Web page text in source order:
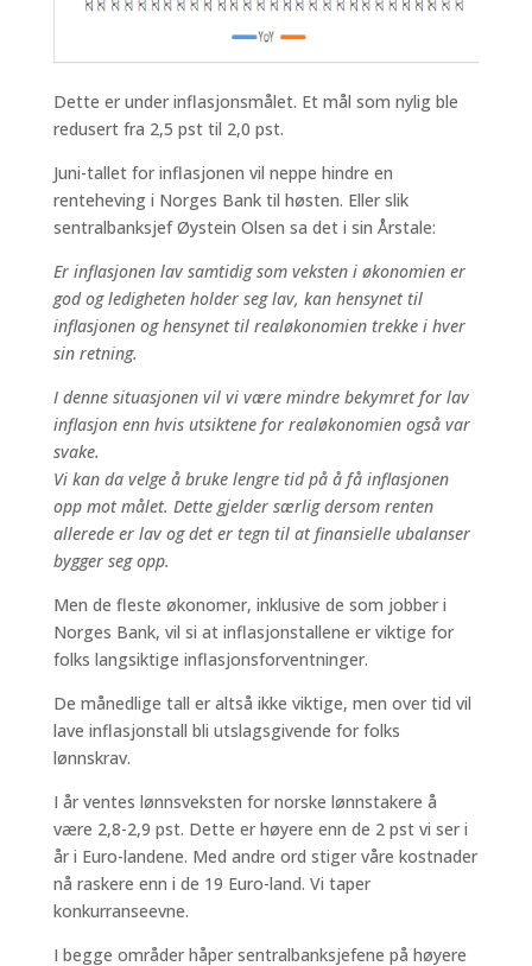
Dette er under inflasjonsmålet. Et mål som nylig ble
redusert fra 2,5 pst til 2,0 pst.
Juni-tallet for inflasjonen vil neppe hindre en
renteheving i Norges Bank til høsten. Eller slik
sentralbanksjef Øystein Olsen sa det i sin Årstale:
Er inflasjonen lav samtidig som veksten i økonomien er
god og ledigheten holder seg lav, kan hensynet til
inflasjonen og hensynet til realøkonomien trekke i hver
sin retning.
I denne situasjonen vil vi være mindre bekymret for lav
inflasjon enn hvis utsiktene for realøkonomien også var
svake.
Vi kan da velge å bruke lengre tid på å få inflasjonen
opp mot målet. Dette gjelder særlig dersom renten
allerede er lav og det er tegn til at finansielle ubalanser
bygger seg opp.
Men de fleste økonomer, inklusive de som jobber i
Norges Bank, vil si at inflasjonstallene er viktige for
folks langsiktige inflasjonsforventninger.
De månedlige tall er altså ikke viktige, men over tid vil
lave inflasjonstall bli utslagsgivende for folks
lønnskrav.
I år ventes lønnsveksten for norske lønnstakere å
være 2,8-2,9 pst. Dette er høyere enn de 2 pst vi ser i
år i Euro-landene. Med andre ord stiger våre kostnader
nå raskere enn i de 19 Euro-land. Vi taper
konkurranseevne.
I begge områder håper sentralbanksjefene på høyere